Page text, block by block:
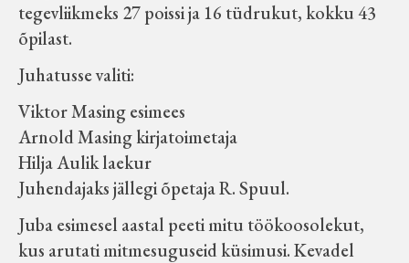
Märjamaa ümbruse valdade
elanike nimekirjad seisuga
15.12.1938
Velise kultuuri ja hariduse selts
Virtuaalnäitused
Otsi
tegevliikmeks 27 poissi ja 16 tüdrukut, kokku 43
õpilast.
Juhatusse valiti:
Viktor Masing esimees
Arnold Masing kirjatoimetaja
Hilja Aulik laekur
Juhendajaks jällegi õpetaja R. Spuul.
Juba esimesel aastal peeti mitu töökoosolekut,
kus arutati mitmesuguseid küsimusi. Kevadel